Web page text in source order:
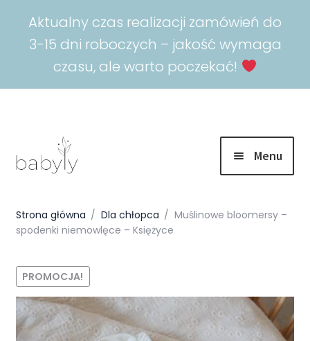
Aktualny czas realizacji zamówień do
3-15 dni roboczych – jakość wymaga
czasu, ale warto poczekać!
Menu
menu
Spokojny sen
Akcesoria
Spacery i podróże
Rozwiń
menu
Strona główna / Dla chłopca / Muślinowe bloomersy –
spodenki niemowlęce – Księżyce
PROMOCJA!